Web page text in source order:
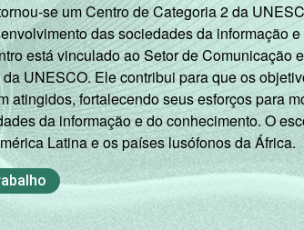
que já usaram a internet.
não integra população ativa estão
para classificação leva em
a um sistema de pontuação. A soma dos
erros estatísticos aproximados
para cada
se um Centro de Categoria 2 da
das sociedades da informação e
está vinculado ao Setor de Comunicação
UNESCO. Ele contribui para que os
atingidos, fortalecendo seus esforços para
da informação e do conhecimento. O
Latina e os países lusófonos da África.